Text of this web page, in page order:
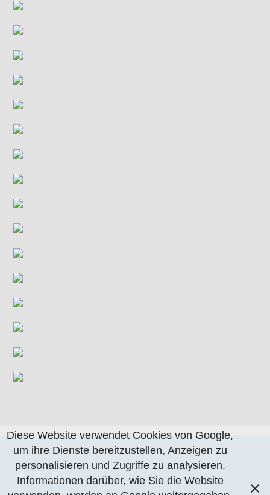
Diese Website verwendet Cookies von Google,
um ihre Dienste bereitzustellen, Anzeigen zu
personalisieren und Zugriffe zu analysieren.
Informationen darüber, wie Sie die Website